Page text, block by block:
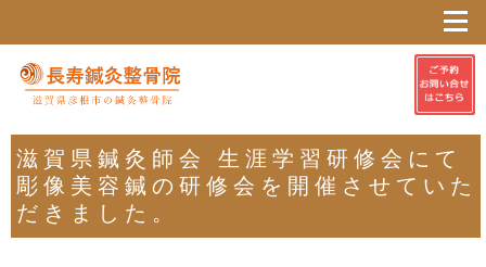
滋賀県鍼灸師会 生涯学習研修会にて
彫像美容鍼の研修会を開催させていた
だきました。